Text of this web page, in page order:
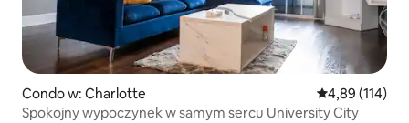
Condo w: Charlotte Średnia
4,89 (114)
Spokojny wypoczynek w samym sercu University City